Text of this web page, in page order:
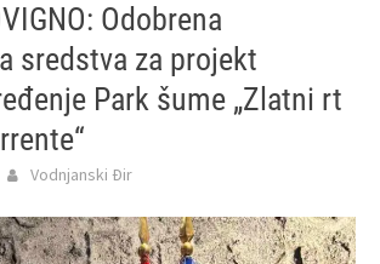
Odobrena
sredstva za projekt
Park šume „Zlatni rt
Vodnjanski Đir